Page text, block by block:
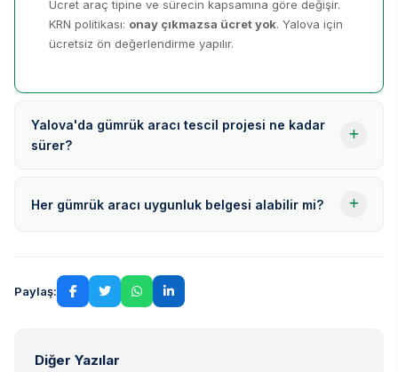
Ücret araç tipine ve sürecin kapsamına göre değişir.
KRN politikası: onay çıkmazsa ücret yok. Yalova için
ücretsiz ön değerlendirme yapılır.
Yalova'da gümrük aracı tescil projesi ne kadar
sürer?
Her gümrük aracı uygunluk belgesi alabilir mi?
Paylaş:
Diğer Yazılar